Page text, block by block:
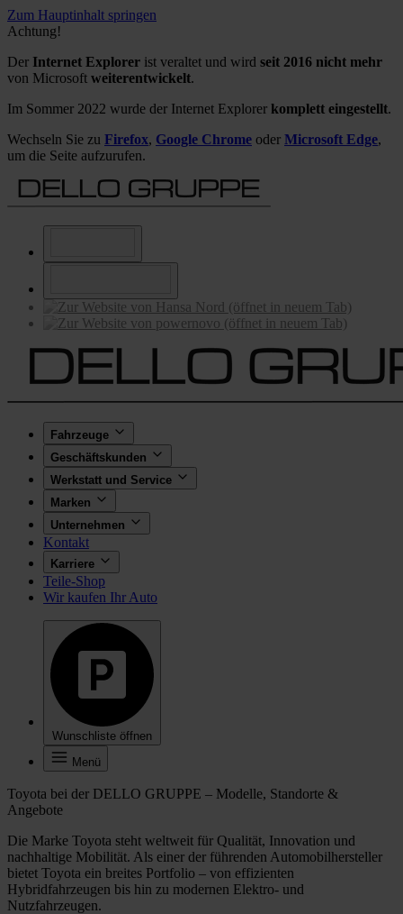
Zum Hauptinhalt springen
Achtung!
Der Internet Explorer ist veraltet und wird seit 2016 nicht mehr
von Microsoft weiterentwickelt.
Im Sommer 2022 wurde der Internet Explorer komplett eingestellt.
Wechseln Sie zu Firefox, Google Chrome oder Microsoft Edge,
um die Seite aufzurufen.
Fahrzeuge
Geschäftskunden
Werkstatt und Service
Marken
Unternehmen
Kontakt
Karriere
Teile-Shop
Wir kaufen Ihr Auto
Wunschliste öffnen
Menü
Toyota bei der DELLO GRUPPE – Modelle, Standorte &
Angebote
Die Marke Toyota steht weltweit für Qualität, Innovation und
nachhaltige Mobilität. Als einer der führenden Automobilhersteller
bietet Toyota ein breites Portfolio – von effizienten
Hybridfahrzeugen bis hin zu modernen Elektro- und
Nutzfahrzeugen.